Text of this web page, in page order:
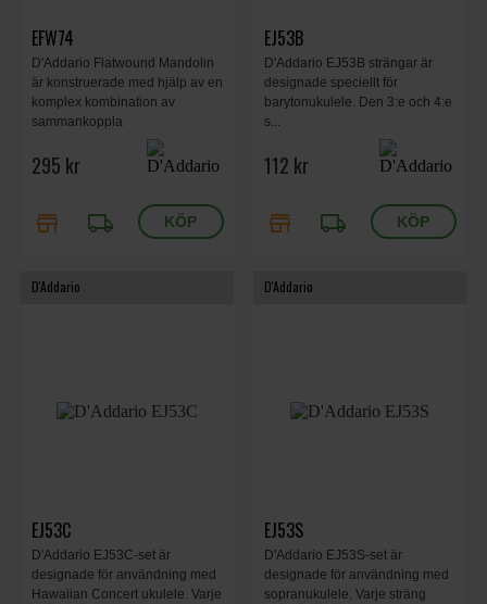
EFW74
D'Addario Flatwound Mandolin
är konstruerade med hjälp av en
komplex kombination av
sammankoppla
295 kr
store local_shipping
EJ53B
D'Addario EJ53B strängar är
designade speciellt för
barytonukulele. Den 3:e och 4:e
s...
112 kr
store local_shipping
D'Addario
EJ53C
D'Addario EJ53C-set är
designade för användning med
Hawaiian Concert ukulele. Varje
D'Addario
EJ53S
D'Addario EJ53S-set är
designade för användning med
sopranukulele. Varje sträng